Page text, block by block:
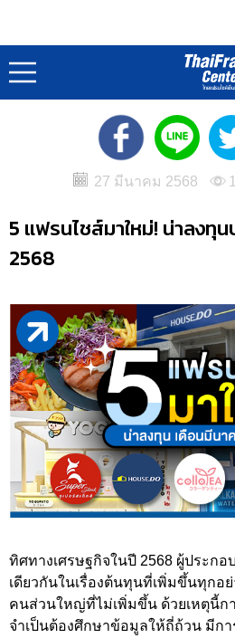
บทความน่าสนใจ :
หน้าแรก
27 มีนาคม 2568
5 แฟรนไชส์มาใหม่! น่าลงทุ
2568
ทิศทางเศรษฐกิจในปี 2568 ผู้ประก
เดียวกันในเรื่องต้นทุนที่เพิ่มขึ้นทุกอ
คนส่วนใหญ่ที่ไม่เพิ่มขึ้น ด้วยเหตุนี้ก
จำเป็นต้องศึกษาข้อมูลให้ถี่ถ้วน มีก